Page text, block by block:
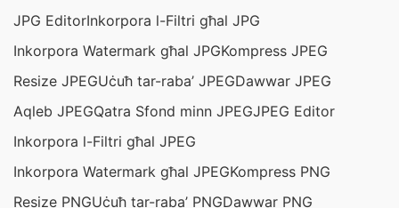
JPG EditorInkorpora l-Filtri għal JPG
Inkorpora Watermark għal JPGKompress JPEG
Resize JPEGUċuħ tar-raba’ JPEGDawwar JPEG
Aqleb JPEGQatra Sfond minn JPEGJPEG Editor
Inkorpora l-Filtri għal JPEG
Inkorpora Watermark għal JPEGKompress PNG
Resize PNGUċuħ tar-raba’ PNGDawwar PNG